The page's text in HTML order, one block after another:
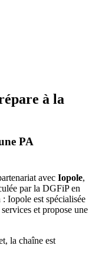
à la
PA
avec Iopole,
par la DGFiP en
Iopole est spécialisée
et propose une
la chaîne est